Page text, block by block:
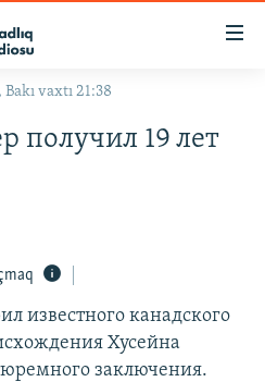
vaxtı 21:38
получил 19 лет
известного канадского
Хусейна
заключения.